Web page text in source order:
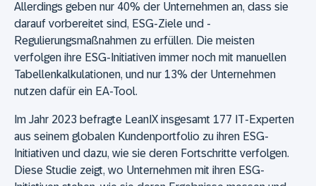
Allerdings geben nur 40% der Unternehmen an, dass sie
darauf vorbereitet sind, ESG-Ziele und -
Regulierungsmaßnahmen zu erfüllen. Die meisten
verfolgen ihre ESG-Initiativen immer noch mit manuellen
Tabellenkalkulationen, und nur 13% der Unternehmen
nutzen dafür ein EA-Tool.
Im Jahr 2023 befragte LeanIX insgesamt 177 IT-Experten
aus seinem globalen Kundenportfolio zu ihren ESG-
Initiativen und dazu, wie sie deren Fortschritte verfolgen.
Diese Studie zeigt, wo Unternehmen mit ihren ESG-